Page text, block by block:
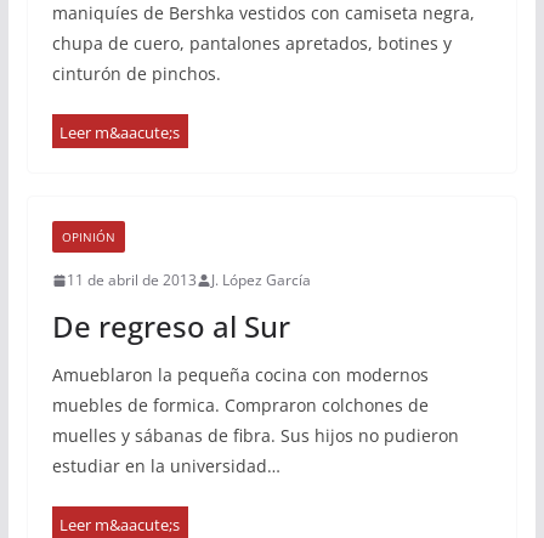
maniquíes de Bershka vestidos con camiseta negra,
chupa de cuero, pantalones apretados, botines y
cinturón de pinchos.
OPINIÓN
11 de abril de 2013 J. López García
De regreso al Sur
Amueblaron la pequeña cocina con modernos
muebles de formica. Compraron colchones de
muelles y sábanas de fibra. Sus hijos no pudieron
estudiar en la universidad…